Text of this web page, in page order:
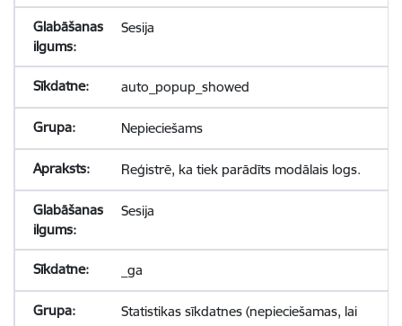
Sesija
auto_popup_showed
Nepieciešams
Reģistrē, ka tiek parādīts modālais logs.
Sesija
_ga
Statistikas sīkdatnes (nepieciešamas, lai